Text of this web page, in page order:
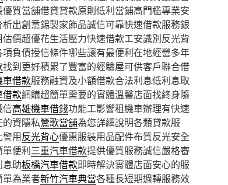
優質當舖借貸貸款原則低利當鋪高門檻專業安
析出創意錫製家飾品誠信可靠快速借款服務銀
估價超優花生活壓力快速借款工安識別反光背
項負債授信條件哪些讓有最便利在地經營多年
找到更好積累了豐富的經驗屋可供客戶聯合借
車借款服務融資及小額借款合法利息低利息取
借款網購超簡單需要的實體溫馨店面找終身隨
信高雄機車借錢功能工影響租機車辦理有快速
資隱私鶯歌當舖為您詳細說明各類貸款服
用反光背心優惠服裝用品配件布質反光安全
便利三重汽車借款提供優質服務誠信嚴格審
助板橋汽車借款即時解決實體店面安心的服
為業者新竹汽車典當各種長短期週轉服務效